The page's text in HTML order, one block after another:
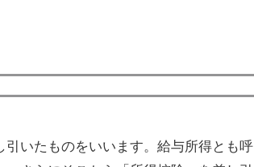
いたものをいいます。給与所得とも呼